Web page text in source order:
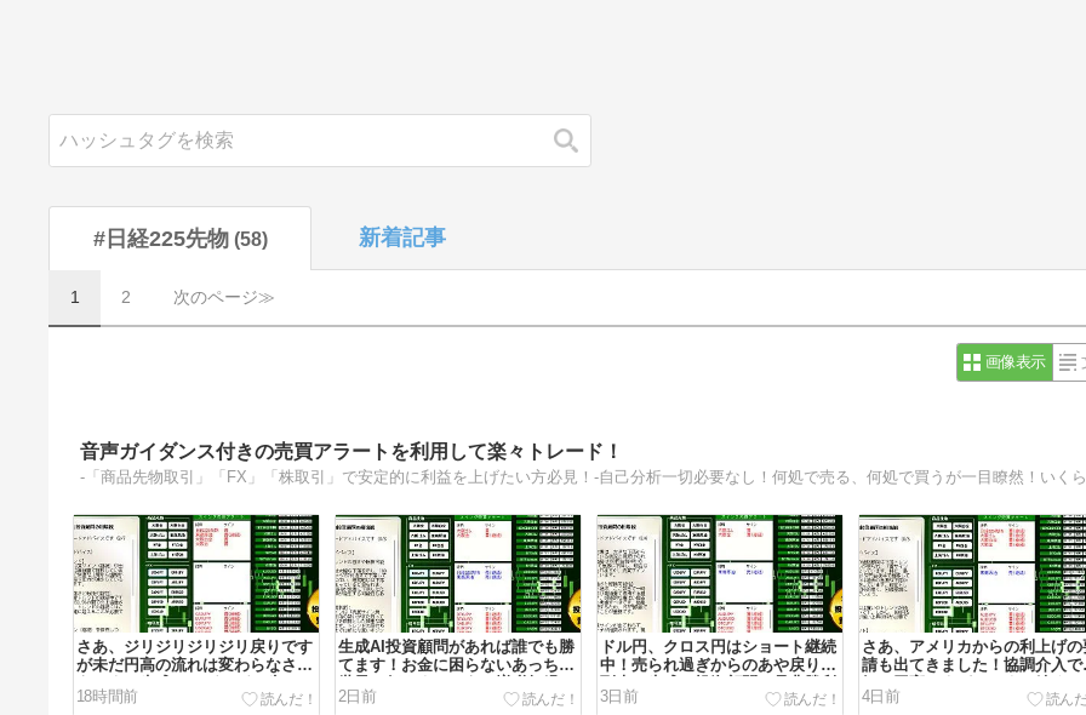
検索
#日経225先物 58 新着記事
1 2 次のページ≫
画像表示
音声ガイダンス付きの売買アラートを利用して楽々トレード！
さあ、ジリジリジリジリ戻りです
が未だ円高の流れは変わらなさそ
う！
18時間前
生成AI投資顧問があれば誰でも勝
てます！お金に困らないあっちの
2日前
ドル円、クロス円はショート継続
中！売られ過ぎからのあや戻りが
を！
3日前
さあ、アメリカからの利上げの
請も出てきました！協調介入で
4日前